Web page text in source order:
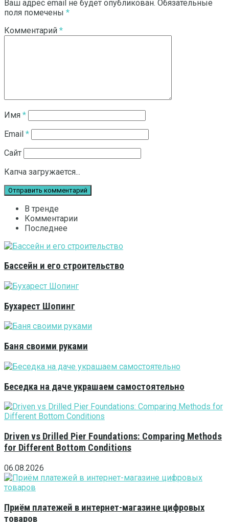
Ваш адрес email не будет опубликован. Обязательные
поля помечены *
Комментарий *
Имя *
Email *
Сайт
Капча загружается...
В тренде
Комментарии
Последнее
Бассейн и его строительство
Бухарест Шопинг
Баня своими руками
Беседка на даче украшаем самостоятельно
Driven vs Drilled Pier Foundations: Comparing Methods
for Different Bottom Conditions
06.08.2026
Приём платежей в интернет-магазине цифровых
товаров